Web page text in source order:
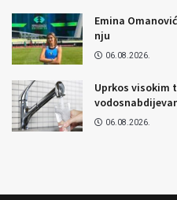
Emina
nju
06.08.2026.
Uprkos visokim
06.08.2026.